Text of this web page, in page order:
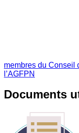
membres du Conseil
l’AGFPN
Documents